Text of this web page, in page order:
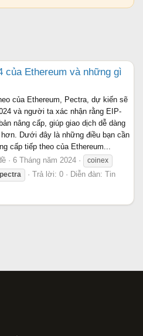
của Ethereum và những gì
của Ethereum, Pectra, dự kiến sẽ
và người ta xác nhận rằng EIP-
nâng cấp, giúp giao dịch dễ dàng
Dưới đây là những điều bạn cần
cấp tiếp theo của Ethereum...
6 Tháng năm 2024
coinex
pectra Trả lời: 0 Diễn đàn: Tin